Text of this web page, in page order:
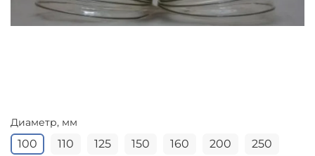
Диаметр, мм
100 110 125 150 160 200 250